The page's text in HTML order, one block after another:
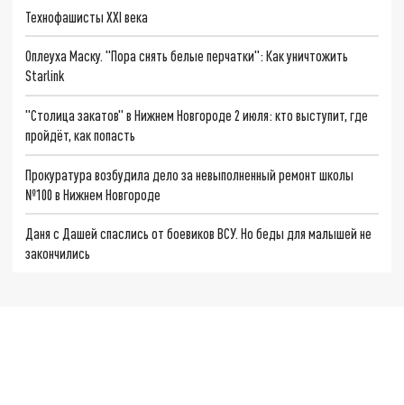
Технофашисты XXI века
Оплеуха Маску. "Пора снять белые перчатки": Как уничтожить
Starlink
"Столица закатов" в Нижнем Новгороде 2 июля: кто выступит, где
пройдёт, как попасть
Прокуратура возбудила дело за невыполненный ремонт школы
№100 в Нижнем Новгороде
Даня с Дашей спаслись от боевиков ВСУ. Но беды для малышей не
закончились